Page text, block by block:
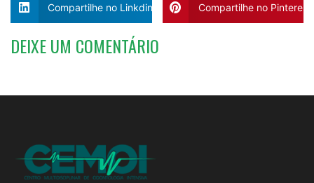
Compartilhe no Linkdin Compartilhe no Pinterest
DEIXE UM COMENTÁRIO